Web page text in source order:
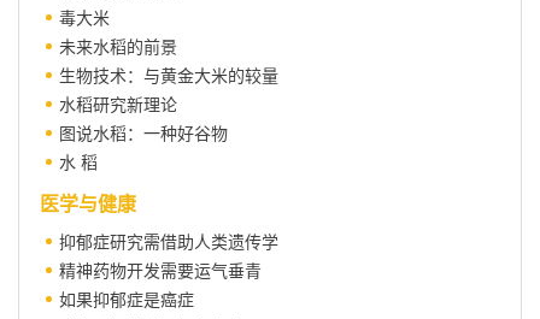
毒大米
未来水稻的前景
生物技术：与黄金大米的较量
水稻研究新理论
图说水稻：一种好谷物
水 稻
医学与健康
抑郁症研究需借助人类遗传学
精神药物开发需要运气垂青
如果抑郁症是癌症